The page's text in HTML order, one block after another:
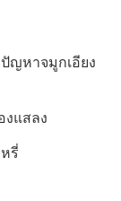
ญหาจมูกเอียง
งแสลง
รี่